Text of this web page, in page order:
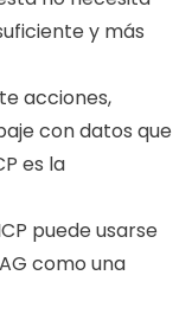
y más
acciones,
con datos que
es la
puede usarse
como una